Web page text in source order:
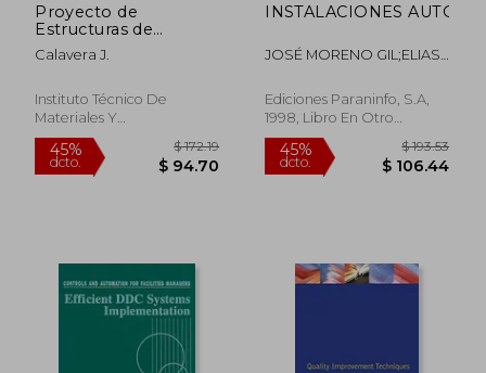
45%
dcto.
Proyecto de
Estructuras de
Hormigón con
Armaduras
Calavera J.
Instituto Técnico De
Materiales Y
Construcciones.,, Tapa
Dura, Nuevo
INSTALACIONES
JOSÉ MORENO GIL;ELIAS
DIEGUEZ;DAVID LASSO
TARRAGA
Ediciones Paraninfo, S.A,
1998, Libro En Otro
Formato,